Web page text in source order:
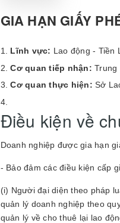
GIA HẠN GIẤY
Lĩnh vực: Lao động - Tiền
Cơ quan tiếp nhận: Trung
Cơ quan thực hiện: Sở
Điều kiện về
Doanh nghiệp được gia hạn
- Bảo đảm các điều kiện cấp
(i) Người đại diện theo pháp
quản lý doanh nghiệp theo
quản lý về cho thuê lại lao